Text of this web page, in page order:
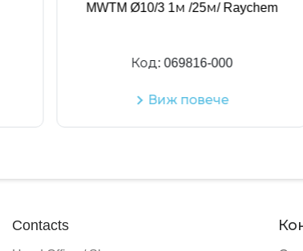
MWTM Ø10/3 1м /25м/ Raychem
069816-000
Виж повече
Contacts